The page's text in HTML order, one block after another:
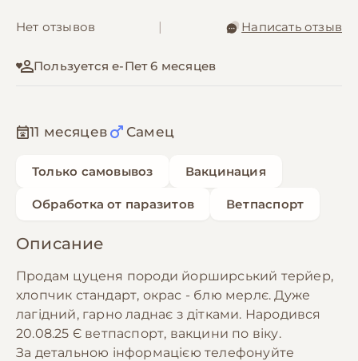
Нет отзывов Написать отзыв
Пользуется е-Пет 6 месяцев
11 месяцев Самец
Только самовывоз Вакцинация
Обработка от паразитов Ветпаспорт
Описание
Продам цуценя породи йорширський терйер,
хлопчик стандарт, окрас - блю мерлє. Дуже
лагідний, гарно ладнає з дітками. Народився
20.08.25 Є ветпаспорт, вакцини по віку.
За детальною інформацією телефонуйте